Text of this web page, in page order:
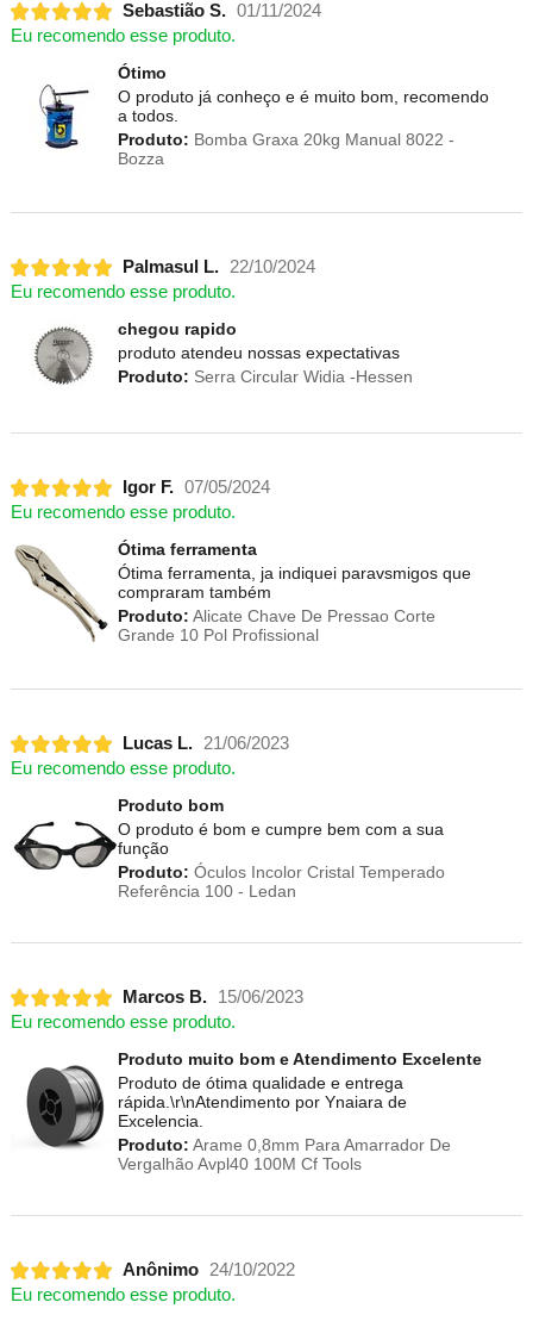
Sebastião S. 01/11/2024
Eu recomendo esse produto.
Ótimo
O produto já conheço e é muito bom, recomendo
a todos.
Produto: Bomba Graxa 20kg Manual 8022 -
Bozza
Palmasul L. 22/10/2024
Eu recomendo esse produto.
chegou rapido
produto atendeu nossas expectativas
Produto: Serra Circular Widia -Hessen
Igor F. 07/05/2024
Eu recomendo esse produto.
Ótima ferramenta
Ótima ferramenta, ja indiquei paravsmigos que
compraram também
Produto: Alicate Chave De Pressao Corte
Grande 10 Pol Profissional
Lucas L. 21/06/2023
Eu recomendo esse produto.
Produto bom
O produto é bom e cumpre bem com a sua
função
Produto: Óculos Incolor Cristal Temperado
Referência 100 - Ledan
Marcos B.
15/06/2023
Eu recomendo esse produto.
Produto muito bom e Atendimento Excelente
Produto de ótima qualidade e entrega
rápida.\r\nAtendimento por Ynaiara de
Excelencia.
Produto: Arame 0,8mm Para Amarrador De
Vergalhão Avpl40 100M Cf Tools
Anônimo 24/10/2022
Eu recomendo esse produto.